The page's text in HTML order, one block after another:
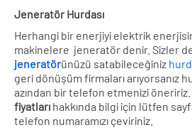
Jeneratör Hurdası
Herhangi bir enerjiyi elektrik
makinelere jeneratör denir. Sizler
jeneratörünüzü satabileceğiniz
geri dönüşüm firmaları arıyorsanız
azından bir telefon etmenizi öneririz.
fiyatları hakkında bilgi için lütfen
telefon numaramızı çeviriniz.